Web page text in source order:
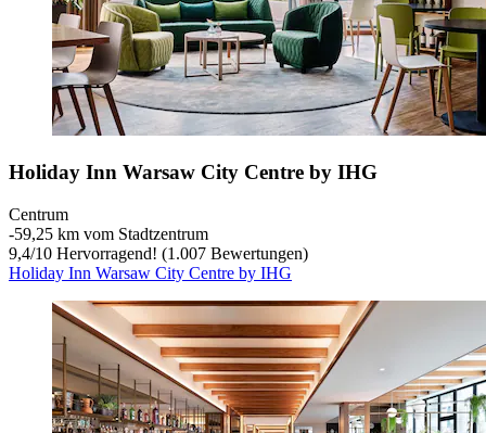
Holiday Inn Warsaw City Centre by IHG
Centrum
‐59,25 km vom Stadtzentrum
9,4/10 Hervorragend! (1.007 Bewertungen)
Holiday Inn Warsaw City Centre by IHG